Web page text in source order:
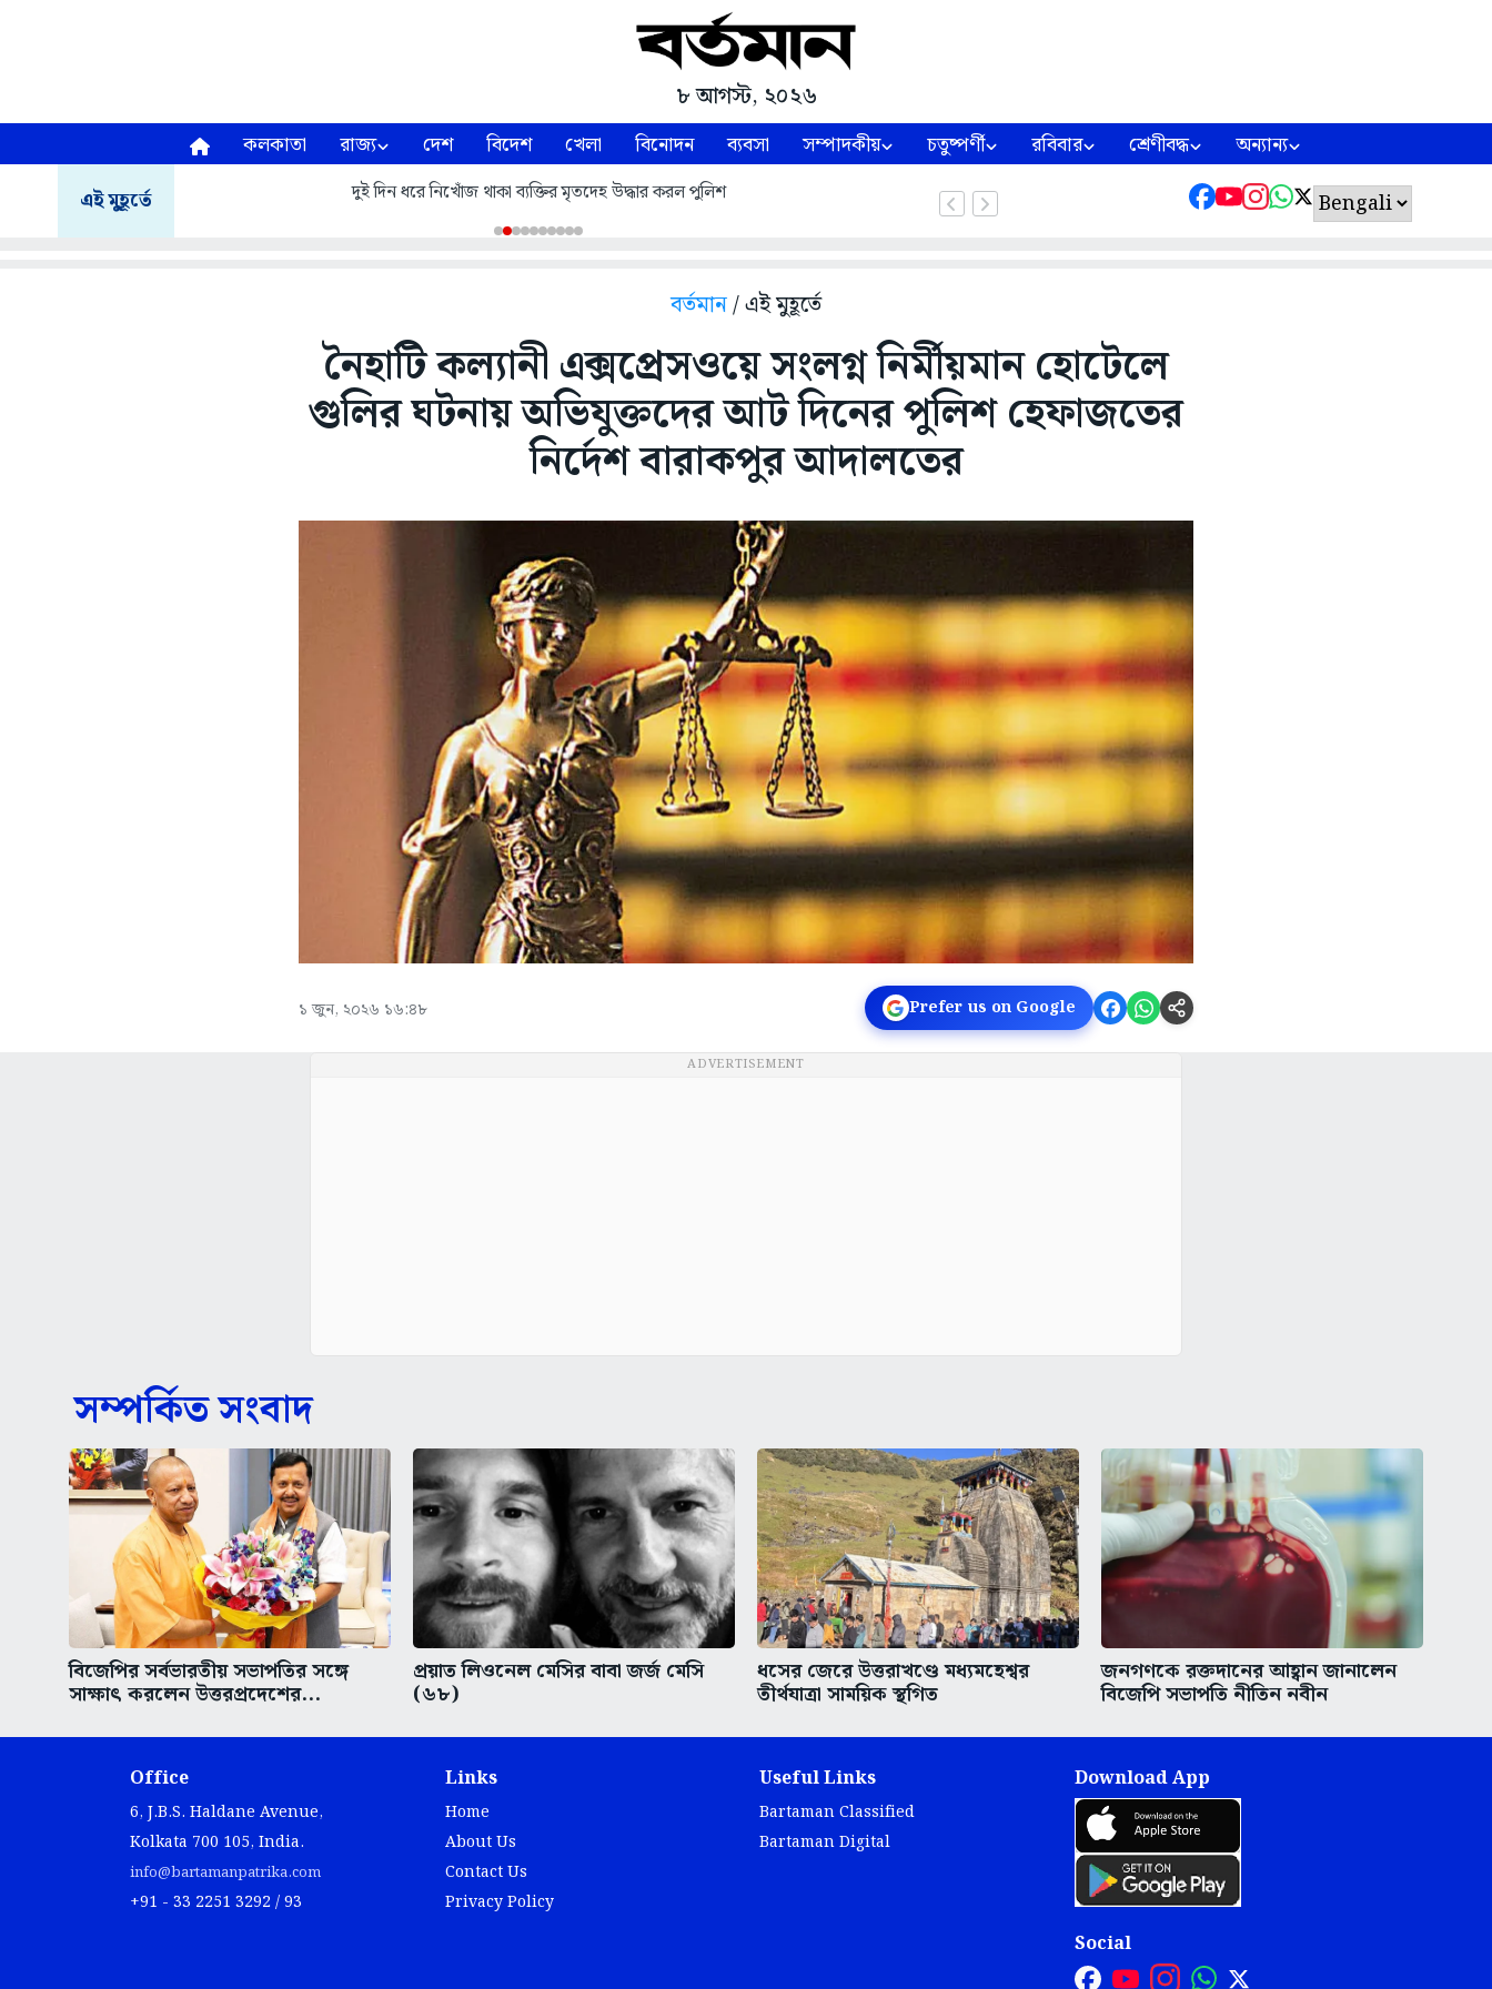
৮ আগস্ট, ২০২৬
কলকাতা রাজ্য দেশ বিদেশ খেলা বিনোদন ব্যবসা সম্পাদকীয় চতুষ্পর্ণী রবিবার শ্রেণীবদ্ধ অন্যান্য
এই মুহূর্তে দুই দিন ধরে নিখোঁজ থাকা ব্যক্তির মৃতদেহ উদ্ধার করল পুলিশ
বর্তমান/ এই মুহূর্তে
নৈহাটি কল্যানী এক্সপ্রেসওয়ে সংলগ্ন নির্মীয়মান হোটেলে
গুলির ঘটনায় অভিযুক্তদের আট দিনের পুলিশ হেফাজতের
নির্দেশ বারাকপুর আদালতের
১ জুন, ২০২৬ ১৬:৪৮ Prefer us on Google
ADVERTISEMENT
সম্পর্কিত সংবাদ
বিজেপির সর্বভারতীয় সভাপতির সঙ্গে
সাক্ষাৎ করলেন উত্তরপ্রদেশের...
প্রয়াত লিওনেল মেসির বাবা জর্জ মেসি
(৬৮)
ধসের জেরে উত্তরাখণ্ডে মধ্যমহেশ্বর
তীর্থযাত্রা সাময়িক স্থগিত
জনগণকে রক্তদানের আহ্বান জানালেন
বিজেপি সভাপতি নীতিন নবীন
Office
6, J.B.S. Haldane Avenue,
Kolkata 700 105, India.
info@bartamanpatrika.com
+91 - 33 2251 3292 / 93
Links
Home
About Us
Contact Us
Privacy Policy
Useful Links
Bartaman Classified
Bartaman Digital
Download App
Social